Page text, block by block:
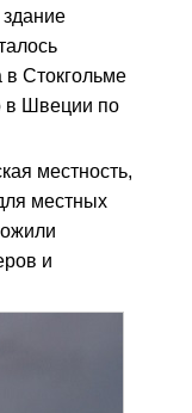
Стокгольме
в Швеции по
местность,
местных
и